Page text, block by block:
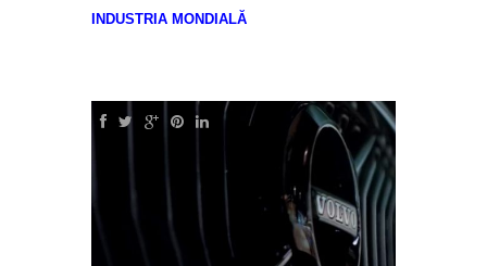
INDUSTRIA MONDIALĂ